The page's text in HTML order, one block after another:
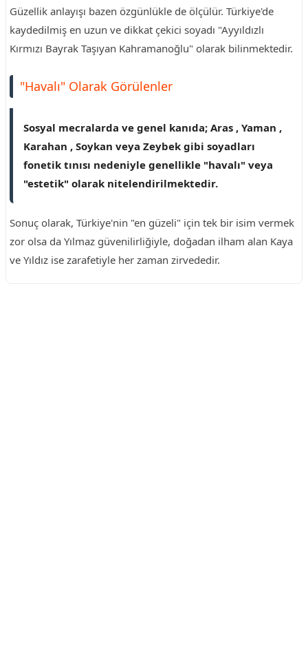
Güzellik anlayışı bazen özgünlükle de ölçülür. Türkiye'de
kaydedilmiş en uzun ve dikkat çekici soyadı "Ayyıldızlı
Kırmızı Bayrak Taşıyan Kahramanoğlu" olarak bilinmektedir.
"Havalı" Olarak Görülenler
Sosyal mecralarda ve genel kanıda; Aras , Yaman ,
Karahan , Soykan veya Zeybek gibi soyadları
fonetik tınısı nedeniyle genellikle "havalı" veya
"estetik" olarak nitelendirilmektedir.
Sonuç olarak, Türkiye'nin "en güzeli" için tek bir isim vermek
zor olsa da Yılmaz güvenilirliğiyle, doğadan ilham alan Kaya
ve Yıldız ise zarafetiyle her zaman zirvededir.